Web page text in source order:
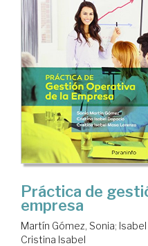
Práctica de
empresa
Martín Gómez, Sonia;
Cristina Isabel